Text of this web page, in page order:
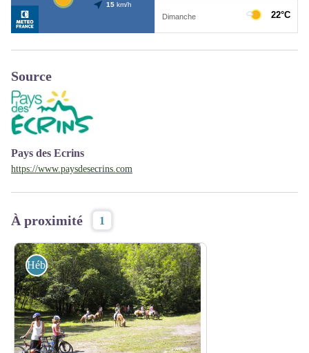
Source
Pays des Ecrins
https://www.paysdesecrins.com
À proximité 1
Hébergements